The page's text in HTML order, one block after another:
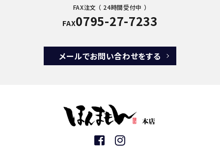
FAX注文 （ 24時間受付中 ）
FAX0795-27-7233
メールでお問い合わせをする